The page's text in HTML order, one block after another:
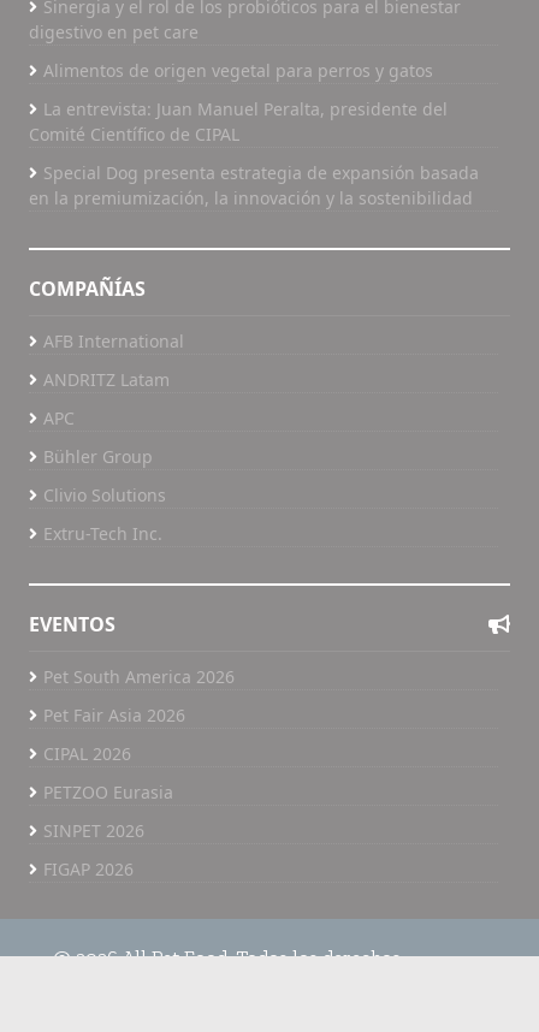
Sinergia y el rol de los probióticos para el bienestar
digestivo en pet care
Alimentos de origen vegetal para perros y gatos
La entrevista: Juan Manuel Peralta, presidente del
Comité Científico de CIPAL
Special Dog presenta estrategia de expansión basada
en la premiumización, la innovación y la sostenibilidad
COMPAÑÍAS
AFB International
ANDRITZ Latam
APC
Bühler Group
Clivio Solutions
Extru-Tech Inc.
EVENTOS
Pet South America 2026
Pet Fair Asia 2026
CIPAL 2026
PETZOO Eurasia
SINPET 2026
FIGAP 2026
@ 2026 All Pet Food. Todos los derechos